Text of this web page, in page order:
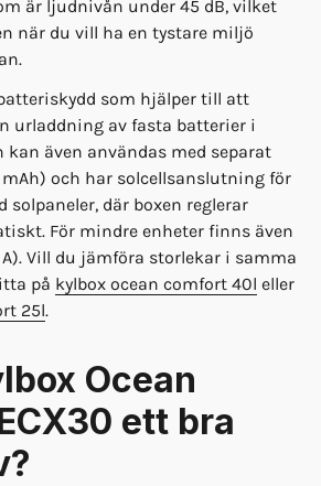
är ljudnivån under 45 dB, vilket
när du vill ha en tystare miljö
som hjälper till att
urladdning av fasta batterier i
kan även användas med separat
och har solcellsanslutning för
solpaneler, där boxen reglerar
För mindre enheter finns även
A). Vill du jämföra storlekar i samma
på kylbox ocean comfort 40l eller
25l.
Ocean
ett bra